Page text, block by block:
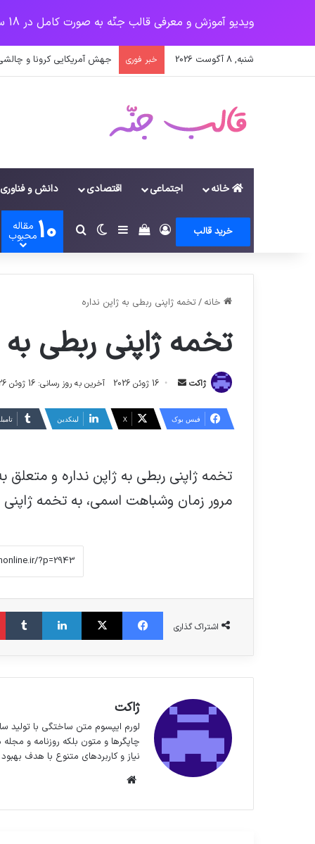
ویدیو آموزش و معرفی قالب جنّه به صورت کامل در 18 سرفصل
شنبه, 8 آگوست 2026 خبر فوری جهش آمریکایی کرونا و
خانه اجتماعی اقتصادی دانش و فناوری
خرید قالب وروددیدن سبد خرید
سایدبارتغییر پوسته
جستجو برای
10 مقاله
محبوب
خانه / تخمه ژاپنی ربطی به ژاپن نداره
تخمه ژاپنی ربطی به
ژاکت
ارسال 16 ژوئن 2026 آخرین به روز رسانی: 16 ژوئن 2026
فیس بوک X لینکدین
تخمه ژاپنی ربطی به ژاپن نداره و متعلق
مرور زمان وشباهت اسمی، به تخمه
اشتراک گذاری
فیس بوک X لینکدین
ژاکت
لورم ایپسوم متن ساختگی با تولید
چاپگرها و متون بلکه روزنامه و
نیاز و کاربردهای متنوع با هدف